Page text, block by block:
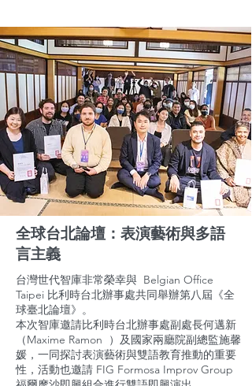
全球台北論壇：表演藝術與多語
言主義
台灣世代智庫非常榮幸與 Belgian Office
Taipei 比利時台北辦事處共同舉辦第八屆《全
球臺北論壇》。
本次智庫邀請比利時台北辦事處副處長何邁新
（Maxime Ramon ）及國家兩廳院副總監施馨
媛，一同探討表演藝術與雙語教育推動的重要
性，活動也邀請 FIG Formosa Improv Group